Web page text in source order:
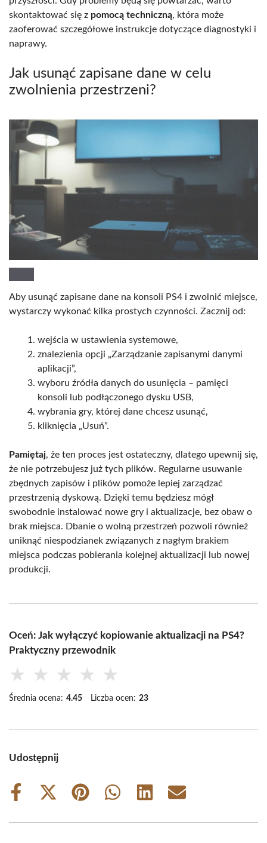
skontaktować się z pomocą techniczną, która może
zaoferować szczegółowe instrukcje dotyczące diagnostyki i
naprawy.
Jak usunąć zapisane dane w celu
zwolnienia przestrzeni?
Aby usunąć zapisane dane na konsoli PS4 i zwolnić miejsce,
wystarczy wykonać kilka prostych czynności. Zacznij od:
wejścia w ustawienia systemowe,
znalezienia opcji „Zarządzanie zapisanymi danymi
aplikacji”,
wyboru źródła danych do usunięcia – pamięci
konsoli lub podłączonego dysku USB,
wybrania gry, której dane chcesz usunąć,
kliknięcia „Usuń”.
Pamiętaj, że ten proces jest ostateczny, dlatego upewnij się,
że nie potrzebujesz już tych plików. Regularne usuwanie
zbędnych zapisów i plików pomoże lepiej zarządzać
przestrzenią dyskową. Dzięki temu będziesz mógł
swobodnie instalować nowe gry i aktualizacje, bez obaw o
brak miejsca. Dbanie o wolną przestrzeń pozwoli również
uniknąć niespodzianek związanych z nagłym brakiem
miejsca podczas pobierania kolejnej aktualizacji lub nowej
produkcji.
Oceń: Jak wyłączyć kopiowanie aktualizacji na PS4?
Praktyczny przewodnik
★ ★ ★ ★ ★
Średnia ocena: 4.45 Liczba ocen: 23
Udostępnij
Share
Share
(Twitter)
Share
Share
Share
Share